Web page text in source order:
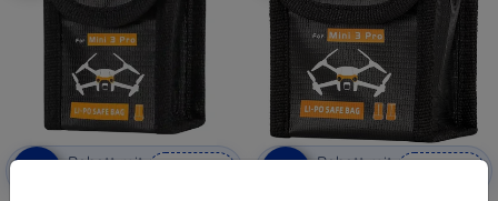
Rabatt mit
Rabatt mit